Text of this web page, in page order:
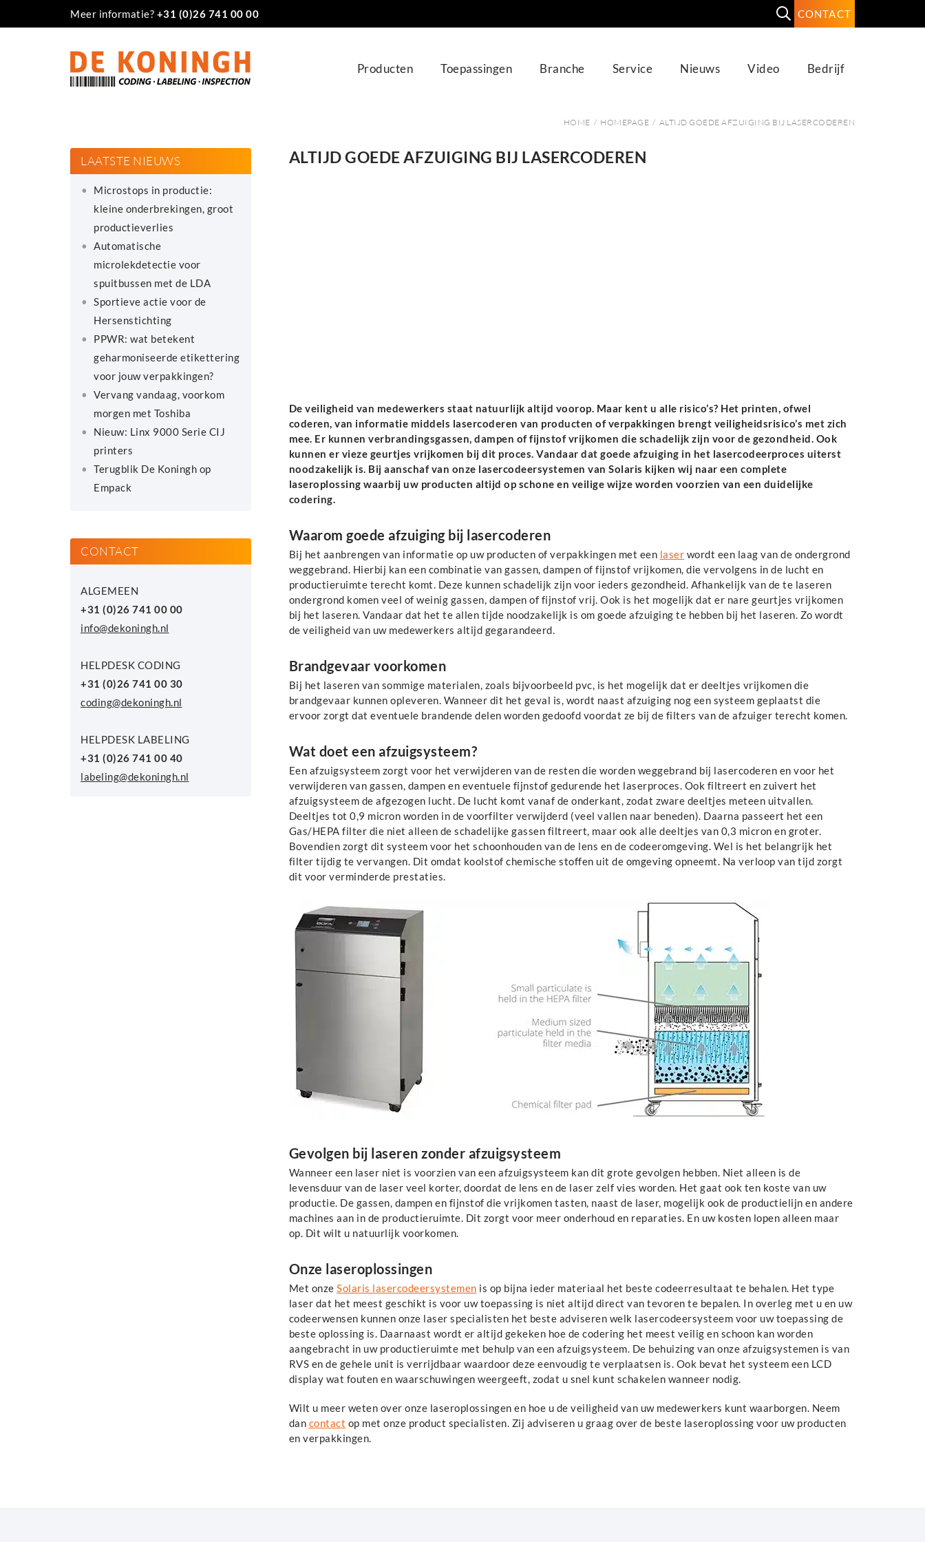
Meer informatie? +31 (0)26 741 00 00 CONTACT
Producten Toepassingen Branche Service Nieuws Video Bedrijf
HOME / HOMEPAGE / ALTIJD GOEDE AFZUIGING BIJ LASERCODEREN
LAATSTE NIEUWS
Microstops in productie:
kleine onderbrekingen, groot
productieverlies
Automatische
microlekdetectie voor
spuitbussen met de LDA
Sportieve actie voor de
Hersenstichting
PPWR: wat betekent
geharmoniseerde etikettering
voor jouw verpakkingen?
Vervang vandaag, voorkom
morgen met Toshiba
Nieuw: Linx 9000 Serie CIJ
printers
Terugblik De Koningh op
Empack
CONTACT
ALGEMEEN
+31 (0)26 741 00 00
info@dekoningh.nl
HELPDESK CODING
+31 (0)26 741 00 30
coding@dekoningh.nl
HELPDESK LABELING
+31 (0)26 741 00 40
labeling@dekoningh.nl
ALTIJD GOEDE AFZUIGING BIJ LASERCODEREN
De veiligheid van medewerkers staat natuurlijk altijd voorop. Maar kent u alle risico’s? Het printen, ofwel
coderen, van informatie middels lasercoderen van producten of verpakkingen brengt veiligheidsrisico’s met zich
mee. Er kunnen verbrandingsgassen, dampen of fijnstof vrijkomen die schadelijk zijn voor de gezondheid. Ook
kunnen er vieze geurtjes vrijkomen bij dit proces. Vandaar dat goede afzuiging in het lasercodeerproces uiterst
noodzakelijk is. Bij aanschaf van onze lasercodeersystemen van Solaris kijken wij naar een complete
laseroplossing waarbij uw producten altijd op schone en veilige wijze worden voorzien van een duidelijke
codering.
Waarom goede afzuiging bij lasercoderen
Bij het aanbrengen van informatie op uw producten of verpakkingen met een laser wordt een laag van de ondergrond
weggebrand. Hierbij kan een combinatie van gassen, dampen of fijnstof vrijkomen, die vervolgens in de lucht en
productieruimte terecht komt. Deze kunnen schadelijk zijn voor ieders gezondheid. Afhankelijk van de te laseren
ondergrond komen veel of weinig gassen, dampen of fijnstof vrij. Ook is het mogelijk dat er nare geurtjes vrijkomen
bij het laseren. Vandaar dat het te allen tijde noodzakelijk is om goede afzuiging te hebben bij het laseren. Zo wordt
de veiligheid van uw medewerkers altijd gegarandeerd.
Brandgevaar voorkomen
Bij het laseren van sommige materialen, zoals bijvoorbeeld pvc, is het mogelijk dat er deeltjes vrijkomen die
brandgevaar kunnen opleveren. Wanneer dit het geval is, wordt naast afzuiging nog een systeem geplaatst die
ervoor zorgt dat eventuele brandende delen worden gedoofd voordat ze bij de filters van de afzuiger terecht komen.
Wat doet een afzuigsysteem?
Een afzuigsysteem zorgt voor het verwijderen van de resten die worden weggebrand bij lasercoderen en voor het
verwijderen van gassen, dampen en eventuele fijnstof gedurende het laserproces. Ook filtreert en zuivert het
afzuigsysteem de afgezogen lucht. De lucht komt vanaf de onderkant, zodat zware deeltjes meteen uitvallen.
Deeltjes tot 0,9 micron worden in de voorfilter verwijderd (veel vallen naar beneden). Daarna passeert het een
Gas/HEPA filter die niet alleen de schadelijke gassen filtreert, maar ook alle deeltjes van 0,3 micron en groter.
Bovendien zorgt dit systeem voor het schoonhouden van de lens en de codeeromgeving. Wel is het belangrijk het
filter tijdig te vervangen. Dit omdat koolstof chemische stoffen uit de omgeving opneemt. Na verloop van tijd zorgt
dit voor verminderde prestaties.
Gevolgen bij laseren zonder afzuigsysteem
Wanneer een laser niet is voorzien van een afzuigsysteem kan dit grote gevolgen hebben. Niet alleen is de
levensduur van de laser veel korter, doordat de lens en de laser zelf vies worden. Het gaat ook ten koste van uw
productie. De gassen, dampen en fijnstof die vrijkomen tasten, naast de laser, mogelijk ook de productielijn en andere
machines aan in de productieruimte. Dit zorgt voor meer onderhoud en reparaties. En uw kosten lopen alleen maar
op. Dit wilt u natuurlijk voorkomen.
Onze laseroplossingen
Met onze Solaris lasercodeersystemen is op bijna ieder materiaal het beste codeerresultaat te behalen. Het type
laser dat het meest geschikt is voor uw toepassing is niet altijd direct van tevoren te bepalen. In overleg met u en uw
codeerwensen kunnen onze laser specialisten het beste adviseren welk lasercodeersysteem voor uw toepassing de
beste oplossing is. Daarnaast wordt er altijd gekeken hoe de codering het meest veilig en schoon kan worden
aangebracht in uw productieruimte met behulp van een afzuigsysteem. De behuizing van onze afzuigsystemen is van
RVS en de gehele unit is verrijdbaar waardoor deze eenvoudig te verplaatsen is. Ook bevat het systeem een LCD
display wat fouten en waarschuwingen weergeeft, zodat u snel kunt schakelen wanneer nodig.
Wilt u meer weten over onze laseroplossingen en hoe u de veiligheid van uw medewerkers kunt waarborgen. Neem
dan contact op met onze product specialisten. Zij adviseren u graag over de beste laseroplossing voor uw producten
en verpakkingen.